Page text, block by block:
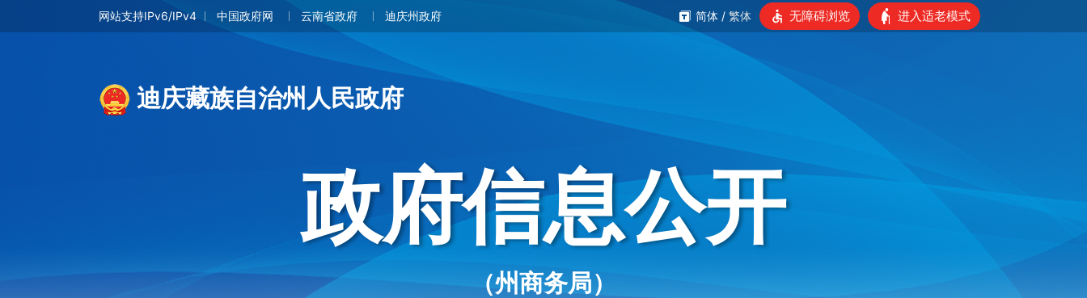
网站支持IPv6/IPv4 中国政府网 云南省政府 迪庆州政府 简体 / 繁体 无障碍浏览 进入适老模式
迪庆藏族自治州人民政府
政府信息公开
（州商务局）